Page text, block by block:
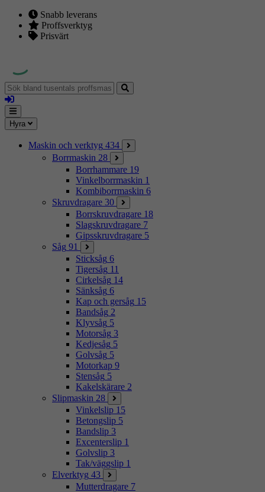
Snabb leverans
Proffsverktyg
Prisvärt
Sök
bland
tusentals
proffsmaskiner
Logga
in
Mina
sidor
Meny
Hyra
Maskin och verktyg 434
Borrmaskin 28
Borrhammare 19
Vinkelborrmaskin 1
Kombiborrmaskin 6
Skruvdragare 30
Borrskruvdragare 18
Slagskruvdragare 7
Gipsskruvdragare 5
Såg 91
Sticksåg 6
Tigersåg 11
Cirkelsåg 14
Sänksåg 6
Kap och gersåg 15
Bandsåg 2
Klyvsåg 5
Motorsåg 3
Kedjesåg 5
Golvsåg 5
Motorkap 9
Stensåg 5
Kakelskärare 2
Slipmaskin 28
Vinkelslip 15
Betongslip 5
Bandslip 3
Excenterslip 1
Golvslip 3
Tak/väggslip 1
Elverktyg 43
Mutterdragare 7